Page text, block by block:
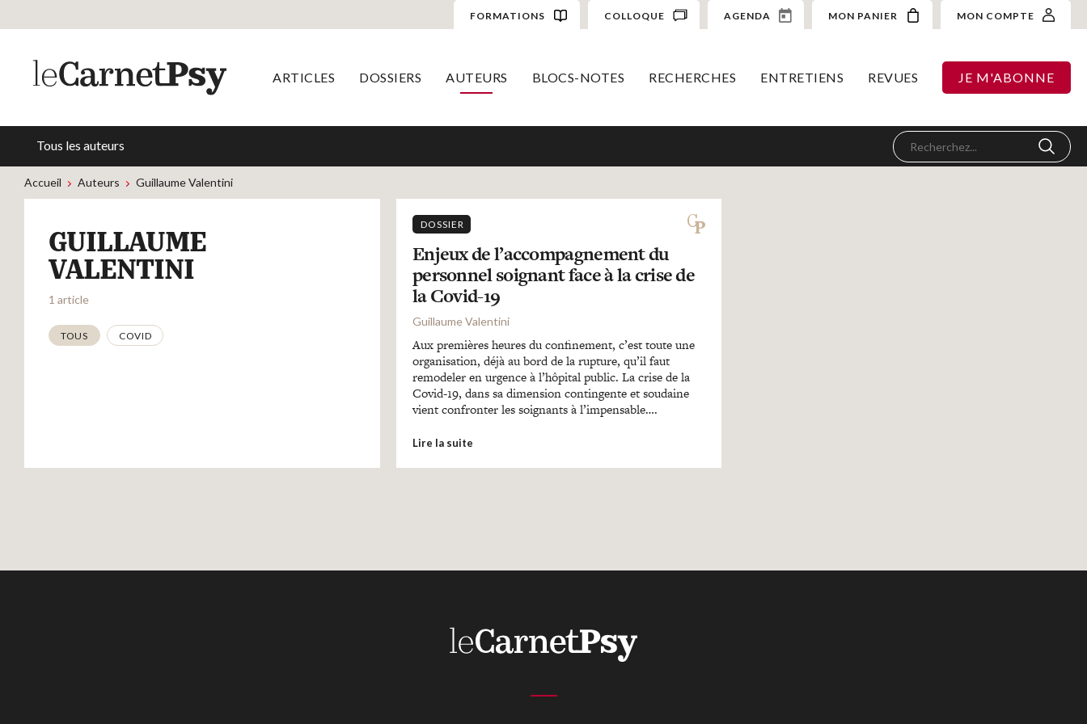
FORMATIONS COLLOQUE AGENDA MON PANIER MON COMPTE
ARTICLES DOSSIERS AUTEURS BLOCS-NOTES RECHERCHES ENTRETIENS REVUES JE M'ABONNE
Tous les auteurs
Accueil Auteurs Guillaume Valentini
GUILLAUME
VALENTINI
1 article
Thématiques
TOUS COVID
DOSSIER
Enjeux de l’accompagnement du
personnel soignant face à la crise de
la Covid-19
Guillaume Valentini
Aux premières heures du confinement, c’est toute une
organisation, déjà au bord de la rupture, qu’il faut
remodeler en urgence à l’hôpital public. La crise de la
Covid-19, dans sa dimension contingente et soudaine
vient confronter les soignants à l’impensable….
Lire la suite